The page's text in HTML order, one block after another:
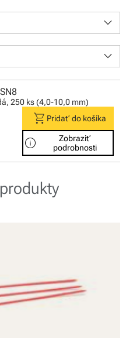
keyboard_arrow_down
keyboard_arrow_down
250 ks (4,0-10,0 mm)
shopping_cart Pridať do košíka
info
Zobraziť
podrobnosti